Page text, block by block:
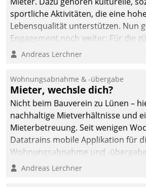
sportliche Aktivitäten, die eine
Lebensqualität unterstützen. Nun
Engagement noch weiter: Für die
von Beschwerden – oder Lob –
und Beschwerde-Management
ein.
Andreas Lerchner
Wohnungsabnahme & -übergabe
Mieter, wechsle dich?
Nicht beim Bauverein zu Lünen –
nachhaltige Mietverhältnisse und
Mieterbetreuung. Seit wenigen
Datatrains mobile Applikation für
Wohnungsabnahme und -
Mieter wohlgeordnet kommen und,
Andreas Lerchner